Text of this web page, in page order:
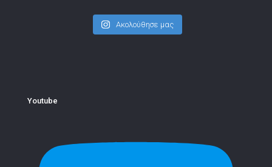
Ακολούθησε μας
Youtube